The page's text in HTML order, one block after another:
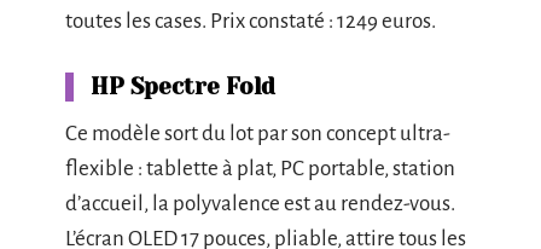
toutes les cases. Prix constaté : 1249 euros.
HP Spectre Fold
Ce modèle sort du lot par son concept ultra-
flexible : tablette à plat, PC portable, station
d’accueil, la polyvalence est au rendez-vous.
L’écran OLED 17 pouces, pliable, attire tous les